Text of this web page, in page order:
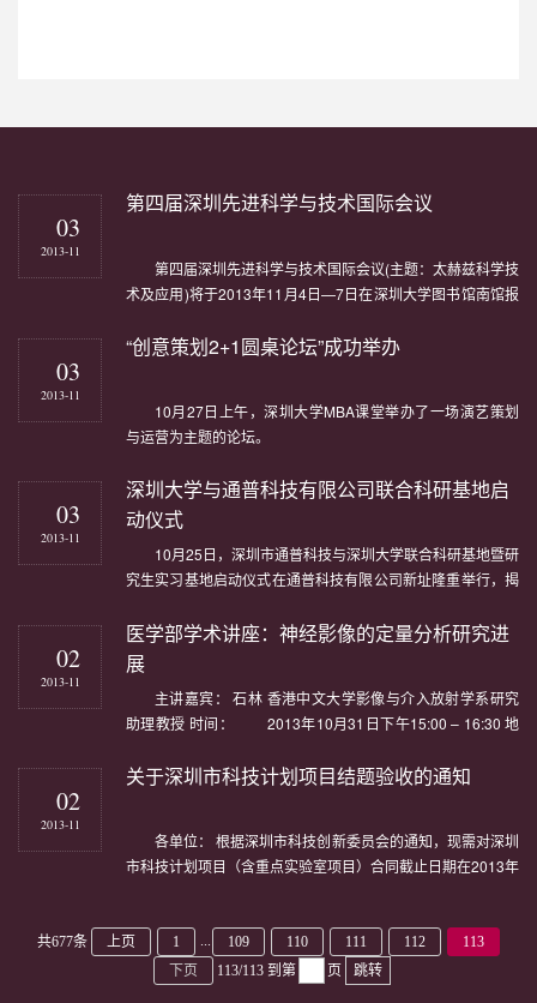
03
2013-11
第四届深圳先进科学与技术国际会议
第四届深圳先进科学与技术国际会议(主题：太赫兹科学技
术及应用)将于2013年11月4日—7日在深圳大学图书馆南馆报
学与技术的专题报告，欢迎我校老师、同学踊跃...
03
2013-11
“创意策划2+1圆桌论坛”成功举办
10月27日上午，深圳大学MBA课堂举办了一场演艺策划
与运营为主题的论坛。
03
2013-11
深圳大学与通普科技有限公司联合科研基地启
动仪式
10月25日，深圳市通普科技与深圳大学联合科研基地暨研
究生实习基地启动仪式在通普科技有限公司新址隆重举行，揭
新篇章。
02
2013-11
医学部学术讲座：神经影像的定量分析研究进
展
主讲嘉宾： 石林 香港中文大学影像与介入放射学系研究
助理教授 时间： 2013年10月31日下午15:00 – 16:30 地
报告...
02
2013-11
关于深圳市科技计划项目结题验收的通知
各单位： 根据深圳市科技创新委员会的通知，现需对深圳
市科技计划项目（含重点实验室项目）合同截止日期在2013年
共677条 上页 1 ... 109 110 111 112
113
下页
113/113 到第 页 跳转